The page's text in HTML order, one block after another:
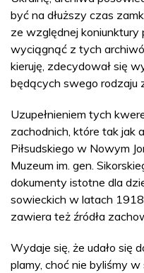
być na dłuższy czas
ze względnej koniunktury
wyciągnąć z tych
kieruję, zdecydował się
będących swego rodzaju
Uzupełnieniem tych
zachodnich, które tak jak
Piłsudskiego w Nowym
Muzeum im. gen.
dokumenty istotne dla
sowieckich w latach
zawiera też źródła
Wydaje się, że udało się
plamy, choć nie byliśmy